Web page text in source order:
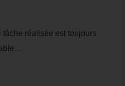
tâche réalisée est toujours